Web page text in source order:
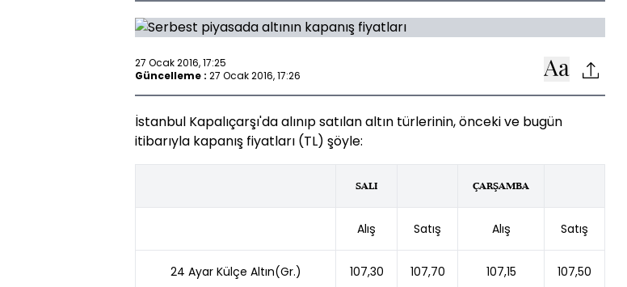
27 Ocak 2016, 17:25
Güncelleme : 27 Ocak 2016, 17:26
İstanbul Kapalıçarşı'da alınıp satılan altın türlerinin, önceki ve bugün
itibarıyla kapanış fiyatları (TL) şöyle:
SALI ÇARŞAMBA
Alış Satış Alış Satış
24 Ayar Külçe Altın(Gr.) 107,30 107,70 107,15 107,50